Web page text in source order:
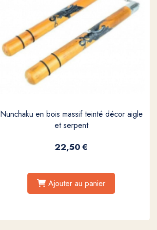
Nunchaku en bois massif teinté décor aigle
et serpent
22,50€
Ajouter au panier